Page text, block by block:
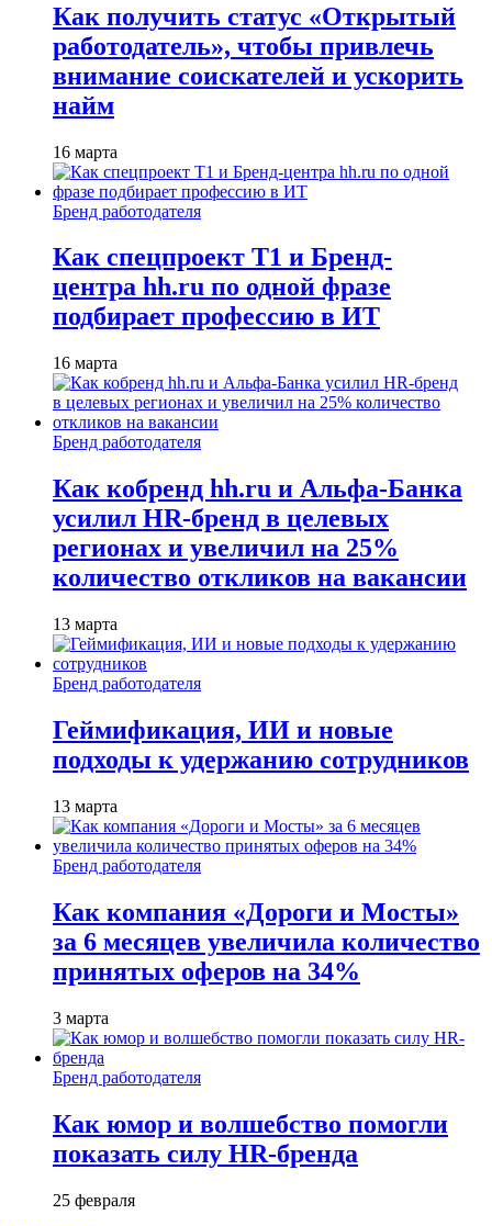
Как получить статус «Открытый
работодатель», чтобы привлечь
внимание соискателей и ускорить
найм
16 марта
Бренд работодателя
Как спецпроект T1 и Бренд-
центра hh.ru по одной фразе
подбирает профессию в ИТ
16 марта
Бренд работодателя
Как кобренд hh.ru и Альфа-Банка
усилил HR-бренд в целевых
регионах и увеличил на 25%
количество откликов на вакансии
13 марта
Бренд работодателя
Геймификация, ИИ и новые
подходы к удержанию сотрудников
13 марта
Бренд работодателя
Как компания «Дороги и Мосты»
за 6 месяцев увеличила количество
принятых оферов на 34%
3 марта
Бренд работодателя
Как юмор и волшебство помогли
показать силу HR-бренда
25 февраля